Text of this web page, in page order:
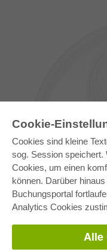
Cookie-
Cookies sind kleine
sog. Session speichert.
Cookies, um einen
können. Darüber
Buchungsportal
Analytics Cookies
Alle
E-COLLECTION
Gesamtpaket
Fachbereichspakete
Pick & Choose
Bereitstellung von E-Books
Häufig gestellte Fragen (FAQ)